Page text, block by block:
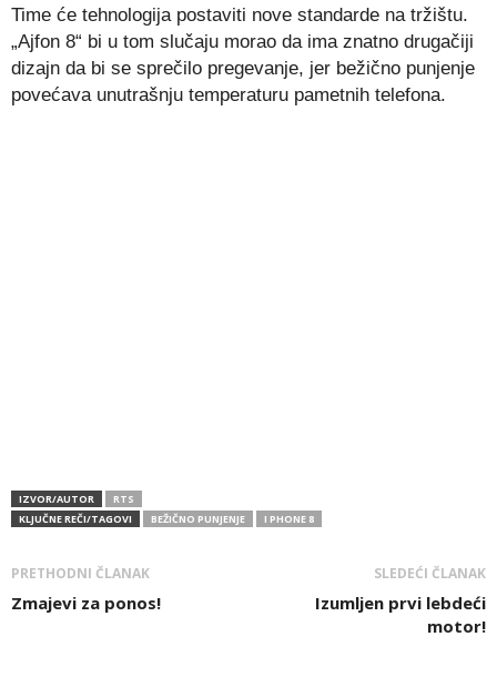
Time će tehnologija postaviti nove standarde na tržištu.
„Ajfon 8“ bi u tom slučaju morao da ima znatno drugačiji
dizajn da bi se sprečilo pregevanje, jer bežično punjenje
povećava unutrašnju temperaturu pametnih telefona.
IZVOR/AUTOR
RTS
KLJUČNE REČI/TAGOVI
BEŽIČNO PUNJENJE I PHONE 8
PRETHODNI ČLANAK
Zmajevi za ponos!
SLEDEĆI ČLANAK
Izumljen prvi lebdeći
motor!